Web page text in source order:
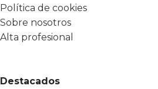
Política de cookies
Sobre nosotros
Alta profesional
Destacados